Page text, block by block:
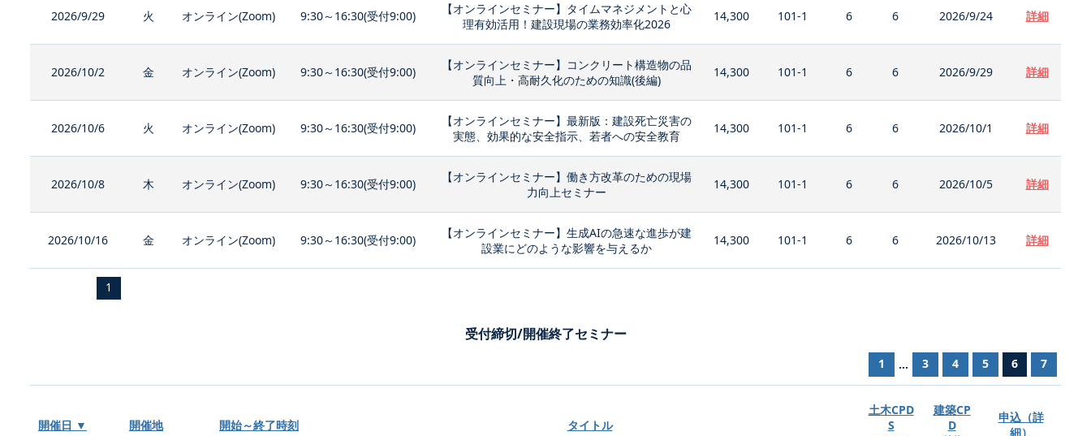
2026/9/29 火 オンライン(Zoom) 9:30～16:30(受付9:00)
【オンラインセミナー】タイムマネジメントと心
理有効活用！建設現場の業務効率化2026
14,300 101-1 6 6 2026/9/24 詳細
2026/10/2 金 オンライン(Zoom) 9:30～16:30(受付9:00)
【オンラインセミナー】コンクリート構造物の品
質向上・高耐久化のための知識(後編)
14,300 101-1 6 6 2026/9/29 詳細
2026/10/6 火 オンライン(Zoom) 9:30～16:30(受付9:00)
【オンラインセミナー】最新版：建設死亡災害の
実態、効果的な安全指示、若者への安全教育
14,300 101-1 6 6 2026/10/1 詳細
2026/10/8 木 オンライン(Zoom) 9:30～16:30(受付9:00)
【オンラインセミナー】働き方改革のための現場
力向上セミナー
14,300 101-1 6 6 2026/10/5 詳細
2026/10/16 金 オンライン(Zoom) 9:30～16:30(受付9:00)
【オンラインセミナー】生成AIの急速な進歩が建
設業にどのような影響を与えるか
14,300 101-1 6 6 2026/10/13 詳細
1
受付締切/開催終了セミナー
1 ... 3 4 5 6 7
開催日 ▼ 開催地 開始～終了時刻 タイトル
土木CPD
S
建築CP
D
申込（詳
細）